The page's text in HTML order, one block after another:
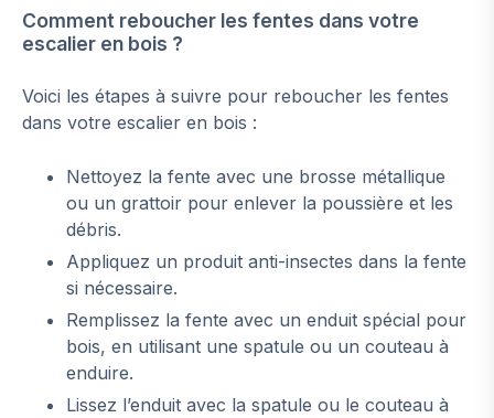
Comment reboucher les fentes dans votre
escalier en bois ?
Voici les étapes à suivre pour reboucher les fentes
dans votre escalier en bois :
Nettoyez la fente avec une brosse métallique
ou un grattoir pour enlever la poussière et les
débris.
Appliquez un produit anti-insectes dans la fente
si nécessaire.
Remplissez la fente avec un enduit spécial pour
bois, en utilisant une spatule ou un couteau à
enduire.
Lissez l’enduit avec la spatule ou le couteau à